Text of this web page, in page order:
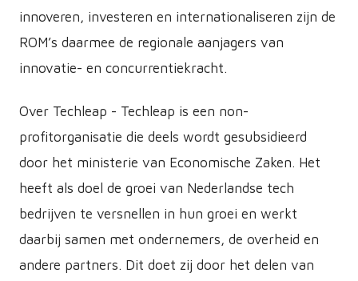
innoveren, investeren en internationaliseren zijn de
ROM’s daarmee de regionale aanjagers van
innovatie- en concurrentiekracht.
Over Techleap - Techleap is een non-
profitorganisatie die deels wordt gesubsidieerd
door het ministerie van Economische Zaken. Het
heeft als doel de groei van Nederlandse tech
bedrijven te versnellen in hun groei en werkt
daarbij samen met ondernemers, de overheid en
andere partners. Dit doet zij door het delen van